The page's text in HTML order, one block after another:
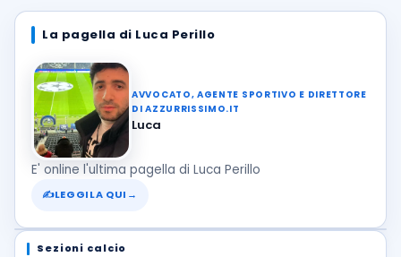
La pagella di Luca Perillo
AVVOCATO, AGENTE SPORTIVO E DIRETTORE
DI AZZURRISSIMO.IT
Luca
E' online l'ultima pagella di Luca Perillo
✍LEGGILA QUI →
Sezioni calcio